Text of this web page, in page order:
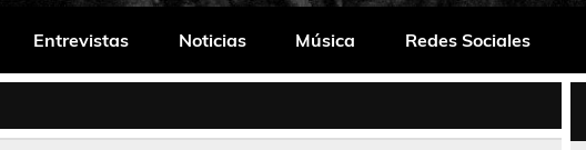
Entrevistas Noticias Música Redes Sociales